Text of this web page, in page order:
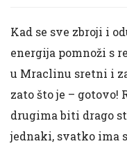
Kad se sve zbroji i
energija pomnoži s
u Mraclinu sretni i
zato što je – gotovo!
drugima biti drago
jednaki, svatko ima